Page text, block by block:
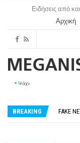
Ειδήσεις από
Αρχική
BREAKING